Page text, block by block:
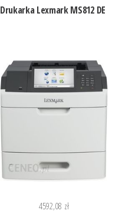
Drukarka Lexmark MS812 DE
4592,08 zł